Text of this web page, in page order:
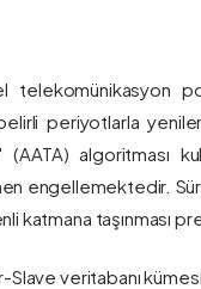
telekomünikasyon
periyotlarla
algoritması
engellemektedir.
katmana taşınması
Slave veritabanı